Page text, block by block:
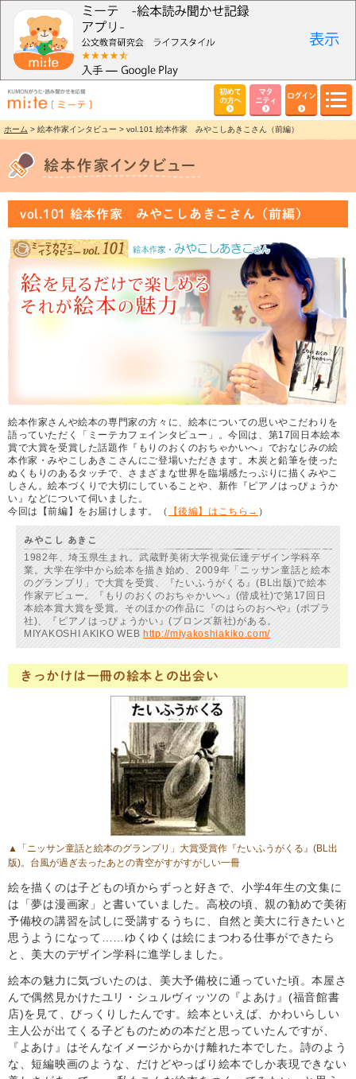
初めて
の方へ
マタ
ニティ
ログイン
ホーム > 絵本作家インタビュー > vol.101 絵本作家 みやこしあきこさん（前編）
vol.101 絵本作家 みやこしあきこさん（前編）
絵本作家さんや絵本の専門家の方々に、絵本についての思いやこだわりを
語っていただく「ミーテカフェインタビュー」。今回は、第17回日本絵本
賞で大賞を受賞した話題作『もりのおくのおちゃかいへ』でおなじみの絵
本作家・みやこしあきこさんにご登場いただきます。木炭と鉛筆を使った
ぬくもりのあるタッチで、さまざまな世界を臨場感たっぷりに描くみやこ
しさん。絵本づくりで大切にしていることや、新作『ピアノはっぴょうか
い』などについて伺いました。
今回は【前編】をお届けします。（
【後編】はこちら→ ）
みやこし あきこ
1982年、埼玉県生まれ。武蔵野美術大学視覚伝達デザイン学科卒
業。大学在学中から絵本を描き始め、2009年「ニッサン童話と絵本
のグランプリ」で大賞を受賞、『たいふうがくる』(BL出版)で絵本
作家デビュー。『もりのおくのおちゃかいへ』(偕成社)で第17回日
本絵本賞大賞を受賞。そのほかの作品に『のはらのおへや』(ポプラ
社)、『ピアノはっぴょうかい』(ブロンズ新社)がある。
MIYAKOSHI AKIKO WEB http://miyakoshiakiko.com/
きっかけは一冊の絵本との出会い
▲「ニッサン童話と絵本のグランプリ」大賞受賞作 『たいふうがくる』 (BL出
版)。台風が過ぎ去ったあとの青空がすがすがしい一冊
絵を描くのは子どもの頃からずっと好きで、小学4年生の文集に
は「夢は漫画家」と書いていました。高校の頃、親の勧めで美術
予備校の講習を試しに受講するうちに、自然と美大に行きたいと
思うようになって……ゆくゆくは絵にまつわる仕事ができたら
と、美大のデザイン学科に進学しました。
絵本の魅力に気づいたのは、美大予備校に通っていた頃。本屋さ
んで偶然見かけたユリ・シュルヴィッツの『よあけ』(福音館書
店)を見て、びっくりしたんです。絵本といえば、かわいらしい
主人公が出てくる子どものための本だと思っていたんですが、
『よあけ』はそんなイメージからかけ離れた本でした。詩のよう
な、短編映画のような、だけどやっぱり絵本でしか表現できない